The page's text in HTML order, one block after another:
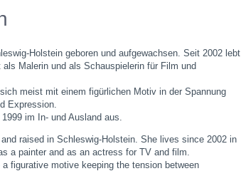
Holstein geboren und aufgewachsen. Seit 2002 lebt
Malerin und als Schauspielerin für Film und
meist mit einem figürlichen Motiv in der Spannung
Expression.
im In- und Ausland aus.
raised in Schleswig-Holstein. She lives since 2002 in
a painter and as an actress for TV and film.
figurative motive keeping the tension between